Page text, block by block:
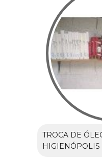
TROCA DE
HIGIENÓPOLIS